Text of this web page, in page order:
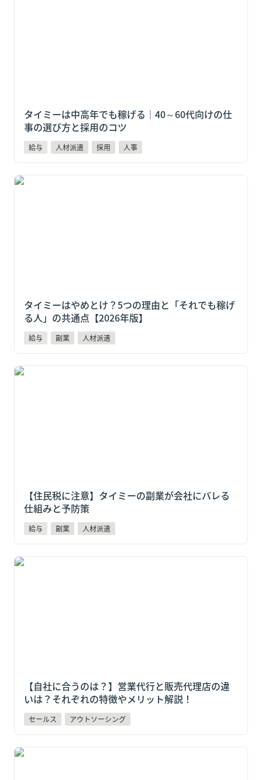
タイミーは中高年でも稼げる｜40～60代向けの仕
事の選び方と採用のコツ
給与 人材派遣 採用 人事
タイミーはやめとけ？5つの理由と「それでも稼げる
タイミーはやめとけ？5つの理由と「それでも稼げ
る人」の共通点【2026年版】
給与 副業 人材派遣
【住民税に注意】タイミーの副業が会社にバレる仕組
【住民税に注意】タイミーの副業が会社にバレる
仕組みと予防策
給与 副業 人材派遣
【自社に合うのは？】営業代行と販売代理店の違い
【自社に合うのは？】営業代行と販売代理店の違
いは？それぞれの特徴やメリット解説！
セールス アウトソーシング
ポイントは対費用効果！自社に合うインサイドセール